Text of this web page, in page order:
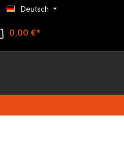
Deutsch
0,00 €*